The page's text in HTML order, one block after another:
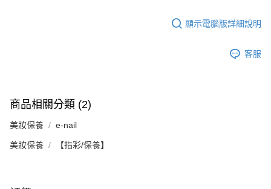
顯示電腦版詳細說明
客服
商品相關分類 (2)
美妝保養 e-nail
美妝保養 【指彩/保養】